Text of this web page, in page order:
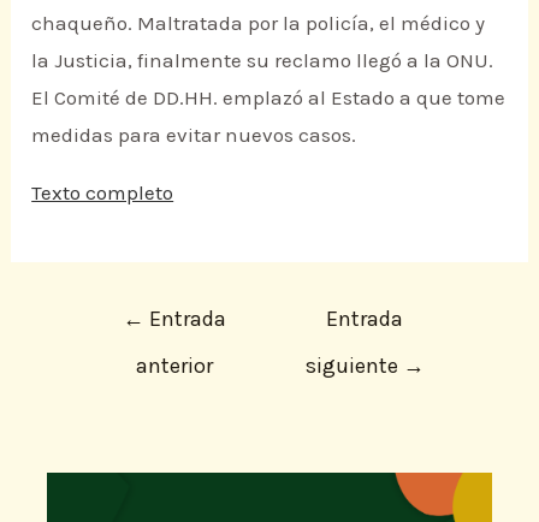
chaqueño. Maltratada por la policía, el médico y
la Justicia, finalmente su reclamo llegó a la ONU.
El Comité de DD.HH. emplazó al Estado a que tome
medidas para evitar nuevos casos.
Texto completo
← Entrada
anterior
Entrada
siguiente →